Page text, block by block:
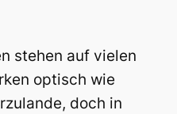
stehen auf vielen
optisch wie
doch in